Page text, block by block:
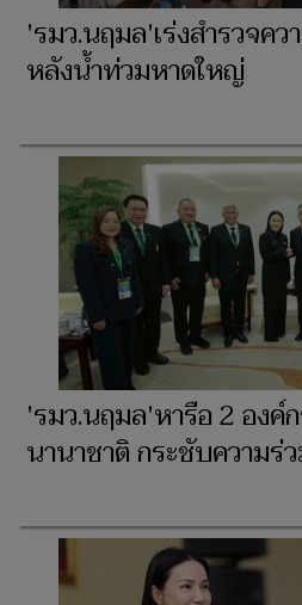
'รมว.นฤมล'เร่งสำรวจคว
หลังน้ำท่วมหาดใหญ่
'รมว.นฤมล'หารือ 2 องค์
นานาชาติ กระชับความร่